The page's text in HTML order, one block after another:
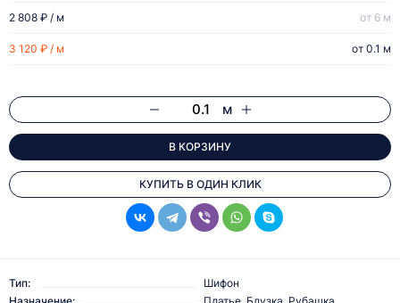
3 120 ₽ / м от 0.1 м
2 808 ₽ / м от 6 м
м
В КОРЗИНУ
КУПИТЬ В ОДИН КЛИК
Тип:
Шифон